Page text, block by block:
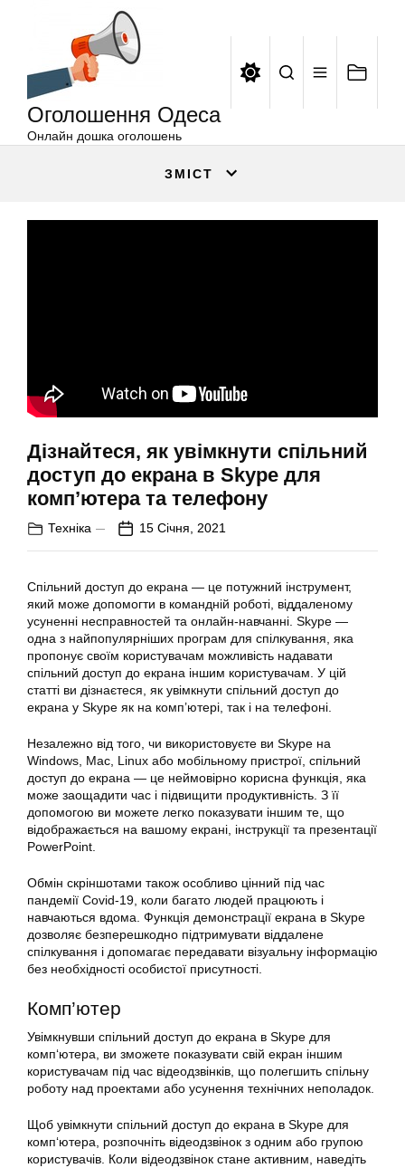
Оголошення Одеса
Онлайн дошка оголошень
ЗМІСТ
Дізнайтеся, як увімкнути спільний
доступ до екрана в Skype для
комп’ютера та телефону
Техніка 15 Січня, 2021
Спільний доступ до екрана — це потужний інструмент,
який може допомогти в командній роботі, віддаленому
усуненні несправностей та онлайн-навчанні. Skype —
одна з найпопулярніших програм для спілкування, яка
пропонує своїм користувачам можливість надавати
спільний доступ до екрана іншим користувачам. У цій
статті ви дізнаєтеся, як увімкнути спільний доступ до
екрана у Skype як на комп’ютері, так і на телефоні.
Незалежно від того, чи використовуєте ви Skype на
Windows, Mac, Linux або мобільному пристрої, спільний
доступ до екрана — це неймовірно корисна функція, яка
може заощадити час і підвищити продуктивність. З її
допомогою ви можете легко показувати іншим те, що
відображається на вашому екрані, інструкції та презентації
PowerPoint.
Обмін скріншотами також особливо цінний під час
пандемії Covid-19, коли багато людей працюють і
навчаються вдома. Функція демонстрації екрана в Skype
дозволяє безперешкодно підтримувати віддалене
спілкування і допомагає передавати візуальну інформацію
без необхідності особистої присутності.
Комп’ютер
Увімкнувши спільний доступ до екрана в Skype для
комп‘ютера, ви зможете показувати свій екран іншим
користувачам під час відеодзвінків, що полегшить спільну
роботу над проектами або усунення технічних неполадок.
Щоб увімкнути спільний доступ до екрана в Skype для
комп‘ютера, розпочніть відеодзвінок з одним або групою
користувачів. Коли відеодзвінок стане активним, наведіть